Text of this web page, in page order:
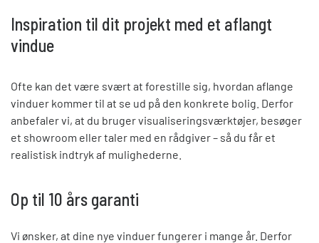
Inspiration til dit projekt med et aflangt
vindue
Ofte kan det være svært at forestille sig, hvordan aflange
vinduer kommer til at se ud på den konkrete bolig. Derfor
anbefaler vi, at du bruger visualiseringsværktøjer, besøger
et showroom eller taler med en rådgiver – så du får et
realistisk indtryk af mulighederne.
Op til 10 års garanti
Vi ønsker, at dine nye vinduer fungerer i mange år. Derfor